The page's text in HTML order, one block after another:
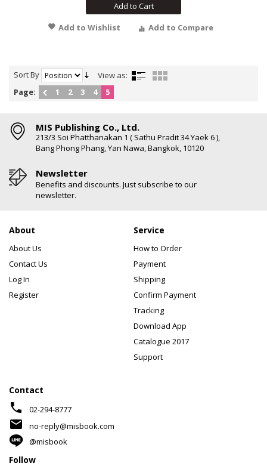
Add to Cart
Add to Wishlist
Add to Compare
Sort By
View as:
Page:
1 2 3 4 5
MIS Publishing Co., Ltd.
213/3 Soi Phatthanakan 1 ( Sathu Pradit 34 Yaek 6 ),
Bang Phong Phang, Yan Nawa, Bangkok, 10120
Newsletter
Benefits and discounts. Just subscribe to our
newsletter.
About
About Us
Contact Us
Log In
Register
Service
How to Order
Payment
Shipping
Confirm Payment
Tracking
Download App
Catalogue 2017
Support
Contact
phone 02-294-8777
mail
no-reply@misbook.com
@misbook
Follow